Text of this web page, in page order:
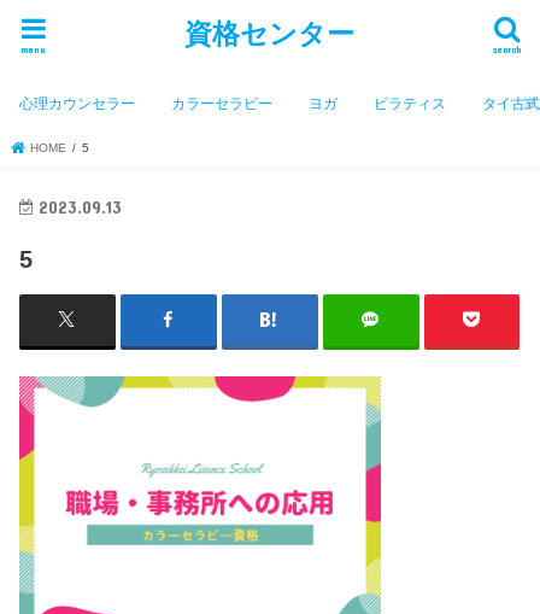
資格センター search
menu
心理カウンセラー カラーセラピー ヨガ ピラティス タイ古
HOME 5
2023.09.13
5